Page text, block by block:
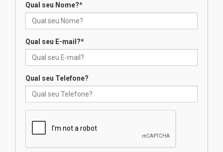
das novas tecnologias em
calouros do segundo semestre
04.08.2026
Qual seu Nome?*
Qual seu E-mail?*
Qual seu Telefone?